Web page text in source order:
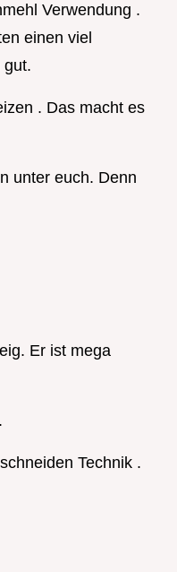
Verwendung .
einen viel
gut.
. Das macht es
unter euch. Denn
Er ist mega
Technik .